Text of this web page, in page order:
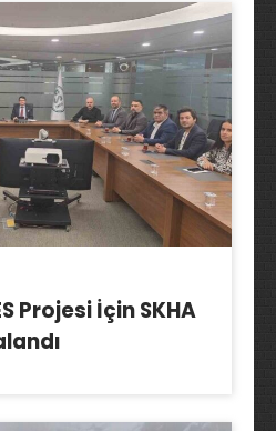
Projesi İçin SKHA